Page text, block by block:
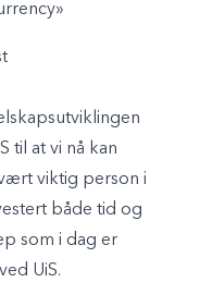
til at vi nå kan
viktig person i
både tid og
som i dag er
UiS.